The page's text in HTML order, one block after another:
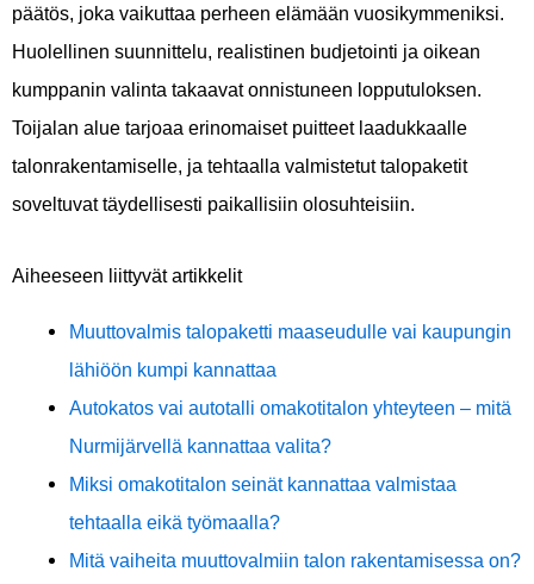
päätös, joka vaikuttaa perheen elämään vuosikymmeniksi.
Huolellinen suunnittelu, realistinen budjetointi ja oikean
kumppanin valinta takaavat onnistuneen lopputuloksen.
Toijalan alue tarjoaa erinomaiset puitteet laadukkaalle
talonrakentamiselle, ja tehtaalla valmistetut talopaketit
soveltuvat täydellisesti paikallisiin olosuhteisiin.
Aiheeseen liittyvät artikkelit
Muuttovalmis talopaketti maaseudulle vai kaupungin
lähiöön kumpi kannattaa
Autokatos vai autotalli omakotitalon yhteyteen – mitä
Nurmijärvellä kannattaa valita?
Miksi omakotitalon seinät kannattaa valmistaa
tehtaalla eikä työmaalla?
Mitä vaiheita muuttovalmiin talon rakentamisessa on?